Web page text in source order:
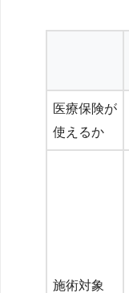
医療保険が
使えるか
施術対象